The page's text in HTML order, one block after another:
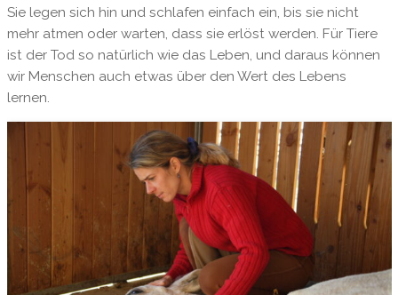
Sie legen sich hin und schlafen einfach ein, bis sie nicht
mehr atmen oder warten, dass sie erlöst werden. Für Tiere
ist der Tod so natürlich wie das Leben, und daraus können
wir Menschen auch etwas über den Wert des Lebens
lernen.